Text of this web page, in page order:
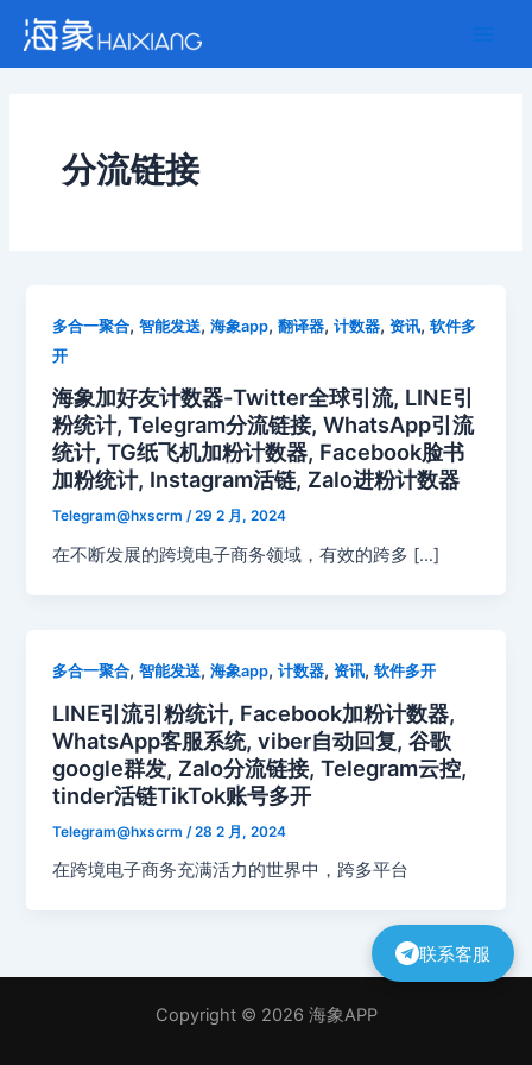
内
分流链接
多合一聚合,智能发送,海象app,翻译器,计数器,资讯,软件多
开
海象加好友计数器-Twitter全球引流, LINE引
粉统计, Telegram分流链接, WhatsApp引流
统计, TG纸飞机加粉计数器, Facebook脸书
加粉统计, Instagram活链, Zalo进粉计数器
Telegram@hxscrm/29 2 月, 2024
在不断发展的跨境电子商务领域，有效的跨多 […]
多合一聚合,智能发送,海象app,计数器,资讯,软件多开
LINE引流引粉统计, Facebook加粉计数器,
WhatsApp客服系统, viber自动回复, 谷歌
google群发, Zalo分流链接, Telegram云控,
tinder活链TikTok账号多开
Telegram@hxscrm /28 2 月, 2024
在跨境电子商务充满活力的世界中，跨多平台
Copyright © 2026 海象APP
联系客服